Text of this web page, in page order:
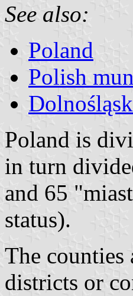
See also:
Poland
Polish
Poland is
in turn
and 65
status).
The
districts or